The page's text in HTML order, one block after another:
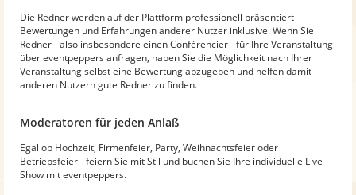
Die Redner werden auf der Plattform professionell präsentiert -
Bewertungen und Erfahrungen anderer Nutzer inklusive. Wenn Sie
Redner - also insbesondere einen Conférencier - für Ihre Veranstaltung
über eventpeppers anfragen, haben Sie die Möglichkeit nach Ihrer
Veranstaltung selbst eine Bewertung abzugeben und helfen damit
anderen Nutzern gute Redner zu finden.
Moderatoren für jeden Anlaß
Egal ob Hochzeit, Firmenfeier, Party, Weihnachtsfeier oder
Betriebsfeier - feiern Sie mit Stil und buchen Sie Ihre individuelle Live-
Show mit eventpeppers.